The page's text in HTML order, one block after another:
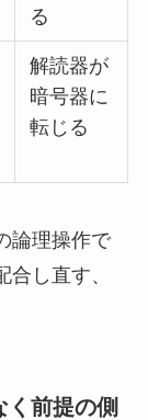
る
解読器が
暗号器に
転じる
論理操作で
し直す、
前提の側